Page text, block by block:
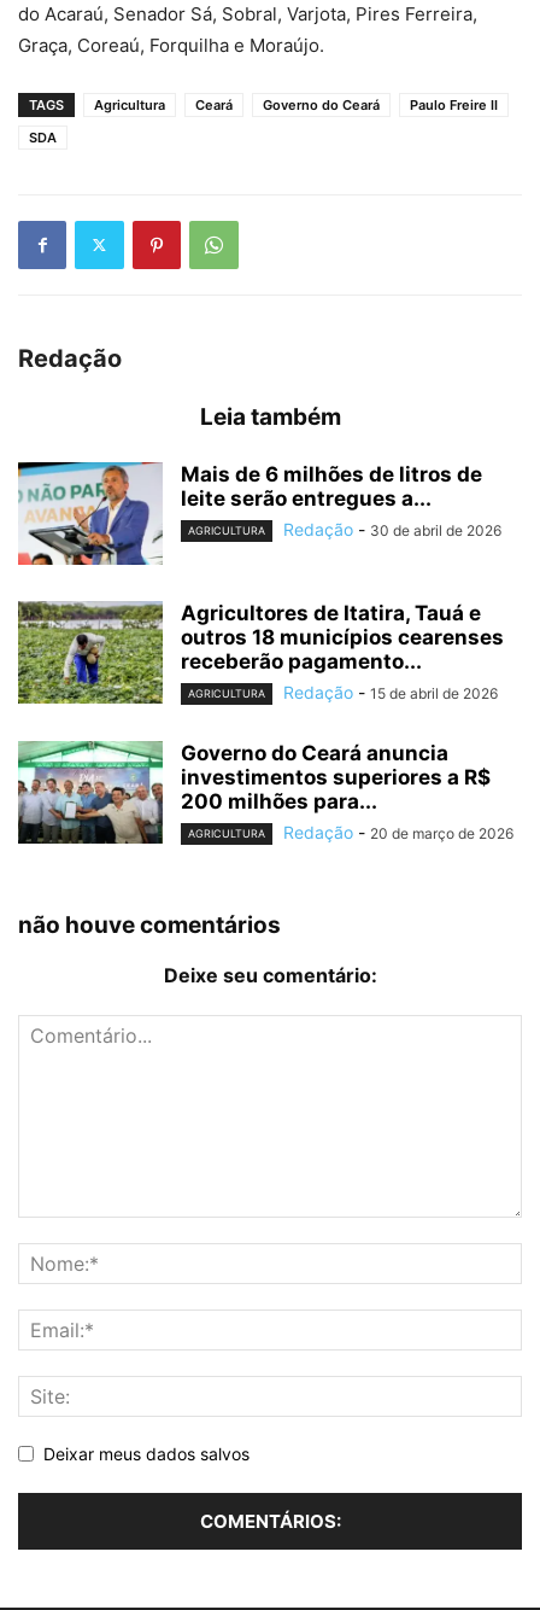
do Acaraú, Senador Sá, Sobral, Varjota, Pires Ferreira,
Graça, Coreaú, Forquilha e Moraújo.
TAGS Agricultura Ceará Governo do Ceará
Paulo Freire II
SDA
Redação
Leia também
Mais de 6 milhões de litros de
leite serão entregues a...
AGRICULTURA Redação - 30 de abril de 2026
Agricultores de Itatira, Tauá e
outros 18 municípios cearenses
receberão pagamento...
AGRICULTURA Redação - 15 de abril de 2026
Governo do Ceará anuncia
investimentos superiores a R$
200 milhões para...
AGRICULTURA Redação - 20 de março de 2026
não houve comentários
Deixe seu comentário:
Deixar meus dados salvos